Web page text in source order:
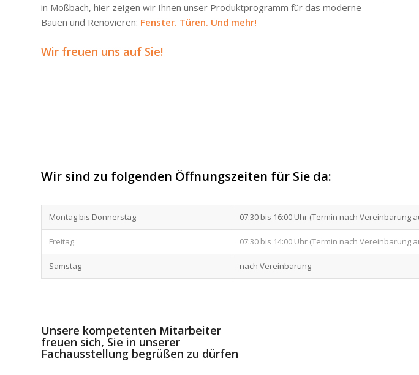
in Moßbach, hier zeigen wir Ihnen unser Produktprogramm für das moderne
Bauen und Renovieren: Fenster. Türen. Und mehr!
Wir freuen uns auf Sie!
Wir sind zu folgenden Öffnungszeiten für Sie da:
Montag bis Donnerstag 07:30 bis 16:00 Uhr (Termin nach Vereinbarung
Freitag 07:30 bis 14:00 Uhr (Termin nach Vereinbarung
Samstag nach Vereinbarung
Unsere kompetenten Mitarbeiter
freuen sich, Sie in unserer
Fachausstellung begrüßen zu dürfen